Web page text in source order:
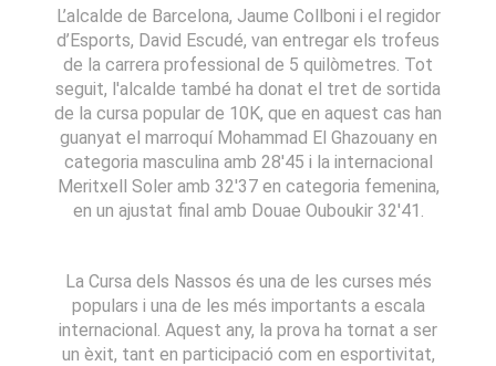
L’alcalde de Barcelona, Jaume Collboni i el regidor
d’Esports, David Escudé, van entregar els trofeus
de la carrera professional de 5 quilòmetres. Tot
seguit, l'alcalde també ha donat el tret de sortida
de la cursa popular de 10K, que en aquest cas han
guanyat el marroquí Mohammad El Ghazouany en
categoria masculina amb 28'45 i la internacional
Meritxell Soler amb 32'37 en categoria femenina,
en un ajustat final amb Douae Ouboukir 32'41.
La Cursa dels Nassos és una de les curses més
populars i una de les més importants a escala
internacional. Aquest any, la prova ha tornat a ser
un èxit, tant en participació com en esportivitat,